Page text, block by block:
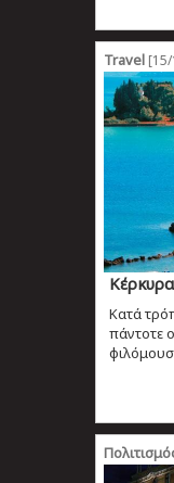
Travel[15/
Κατά
πάντοτε